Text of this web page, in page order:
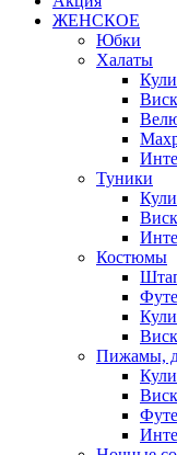
ЖЕНСКОЕ
Юбки
Халаты
Туники
Костюмы
Пижамы,